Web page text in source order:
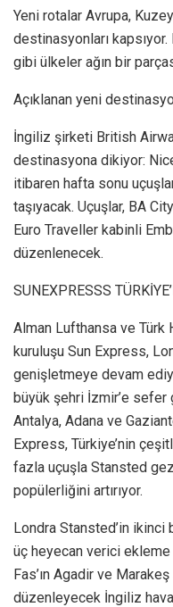
Yeni rotalar Avrupa,
destinasyonları
gibi ülkeler ağın bir
Açıklanan yeni
İngiliz şirketi British
destinasyona dikiyor:
itibaren hafta sonu
taşıyacak. Uçuşlar, BA
Euro Traveller kabinli
düzenlenecek.
SUNEXPRESSS
Alman Lufthansa ve Türk
kuruluşu Sun Express,
genişletmeye devam
büyük şehri İzmir’e sefer
Antalya, Adana ve
Express, Türkiye’nin
fazla uçuşla Stansted
popülerliğini artırıyor.
Londra Stansted’in
üç heyecan verici
Fas’ın Agadir ve
düzenleyecek İngiliz